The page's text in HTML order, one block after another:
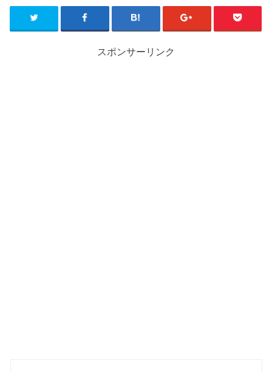
スポンサーリンク